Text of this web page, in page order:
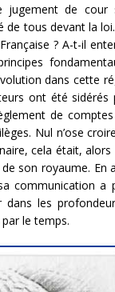
jugement de
de tous devant la
? A-t-il
dans cette
ont été sidérés
de
Nul n’ose
cela était,
son royaume. En
communication a
les
le temps.